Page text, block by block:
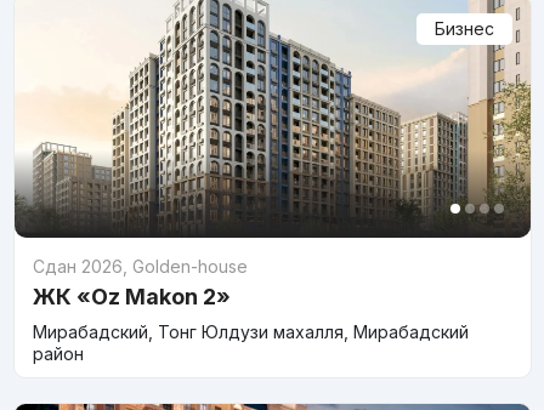
Бизнес
Сдан 2026 Golden-house
ЖК «Oz Makon 2»
Мирабадский, Тонг Юлдузи махалля, Мирабадский
район